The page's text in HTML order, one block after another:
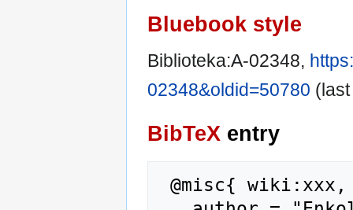
Bluebook style
Biblioteka:A-02348,
02348&oldid=50780
BibTeX entry